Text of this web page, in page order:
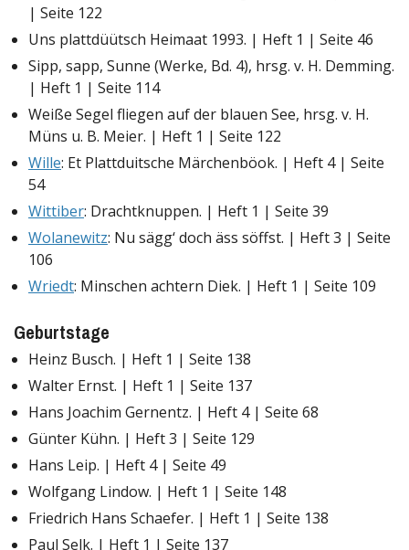
| Seite 122
Uns plattdüütsch Heimaat 1993. | Heft 1 | Seite 46
Sipp, sapp, Sunne (Werke, Bd. 4), hrsg. v. H. Demming.
| Heft 1 | Seite 114
Weiße Segel fliegen auf der blauen See, hrsg. v. H.
Müns u. B. Meier. | Heft 1 | Seite 122
Wille: Et Plattduitsche Märchenböok. | Heft 4 | Seite
54
Wittiber: Drachtknuppen. | Heft 1 | Seite 39
Wolanewitz: Nu sägg‘ doch äss söffst. | Heft 3 | Seite
106
Wriedt: Minschen achtern Diek. | Heft 1 | Seite 109
Geburtstage
Heinz Busch. | Heft 1 | Seite 138
Walter Ernst. | Heft 1 | Seite 137
Hans Joachim Gernentz. | Heft 4 | Seite 68
Günter Kühn. | Heft 3 | Seite 129
Hans Leip. | Heft 4 | Seite 49
Wolfgang Lindow. | Heft 1 | Seite 148
Friedrich Hans Schaefer. | Heft 1 | Seite 138
Paul Selk. | Heft 1 | Seite 137